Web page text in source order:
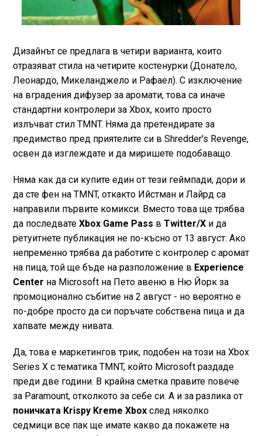
Дизайнът се предлага в четири варианта, които
отразяват стила на четирите костенурки (Донатело,
Леонардо, Микеланджело и Рафаел). С изключение
на вградения дифузер за аромати, това са иначе
стандартни контролери за Xbox, които просто
излъчват стил TMNT. Няма да претендирате за
предимство пред приятелите си в Shredder's Revenge,
освен да изглеждате и да миришете подобаващо.
Няма как да си купите един от тези геймпади, дори и
да сте фен на TMNT, откакто Ийстман и Лайрд са
направили първите комикси. Вместо това ще трябва
да последвате Xbox Game Pass в Twitter/Xи да
ретуитнете публикация не по-късно от 13 август. Ако
непременно трябва да работите с контролер с аромат
на пица, той ще бъде на разположение в Experience
Center на Microsoft на Пето авеню в Ню Йорк за
промоционално събитие на 2 август - но вероятно е
по-добре просто да си поръчате собствена пица и да
хапвате между нивата.
Да, това е маркетингов трик, подобен на този на Xbox
Series X с тематика TMNT, който Microsoft раздаде
преди две години. В крайна сметка правите повече
за Paramount, отколкото за себе си. А и за разлика от
поничката Krispy Kreme Xboxслед няколко
седмици все пак ще имате какво да покажете на